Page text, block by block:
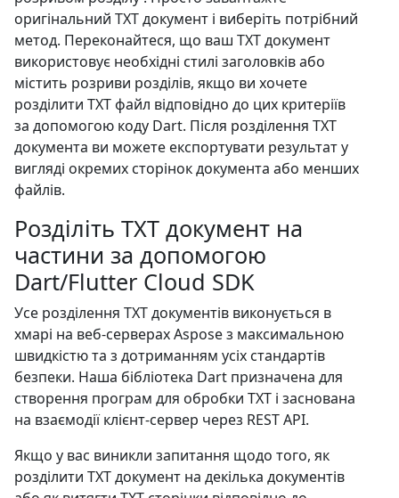
оригінальний TXT документ і виберіть потрібний
метод. Переконайтеся, що ваш TXT документ
використовує необхідні стилі заголовків або
містить розриви розділів, якщо ви хочете
розділити TXT файл відповідно до цих критеріїв
за допомогою коду Dart. Після розділення TXT
документа ви можете експортувати результат у
вигляді окремих сторінок документа або менших
файлів.
Розділіть TXT документ на
частини за допомогою
Dart/Flutter Cloud SDK
Усе розділення TXT документів виконується в
хмарі на веб-серверах Aspose з максимальною
швидкістю та з дотриманням усіх стандартів
безпеки. Наша бібліотека Dart призначена для
створення програм для обробки TXT і заснована
на взаємодії клієнт-сервер через REST API.
Якщо у вас виникли запитання щодо того, як
розділити TXT документ на декілька документів